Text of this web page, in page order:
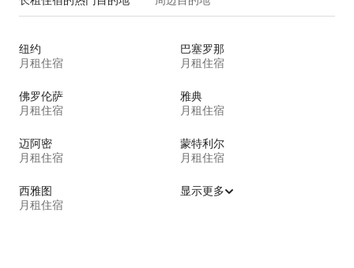
纽约
月租住宿
巴塞罗那
月租住宿
佛罗伦萨
月租住宿
雅典
月租住宿
迈阿密
月租住宿
蒙特利尔
月租住宿
西雅图
月租住宿
显示更多